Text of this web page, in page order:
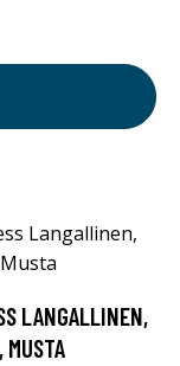
LANGALLINEN,